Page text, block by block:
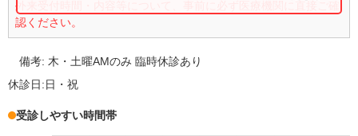
外来受付時間・内容等について、事前に必ず医療機関に直接ご確
認ください。
備考: 木・土曜AMのみ 臨時休診あり
休診日:日・祝
受診しやすい時間帯